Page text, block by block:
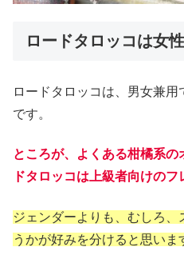
ロードタロッコは女
ロードタロッコは、男女兼
です。
ところが、よくある柑橘系
ドタロッコは上級者向けのフ
ジェンダーよりも、むしろ
うかが好みを分けると思いま